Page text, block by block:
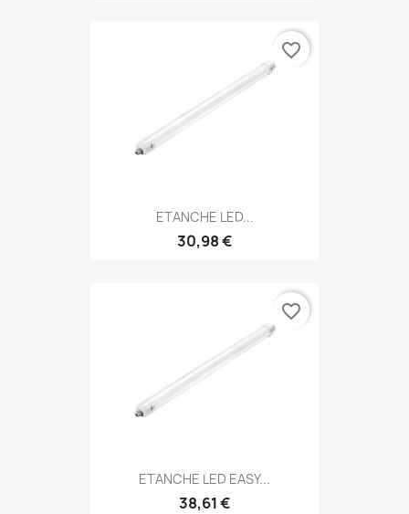
ETANCHE LED...
30,98 €
favorite_border
ETANCHE LED EASY...
38,61 €
favorite_border